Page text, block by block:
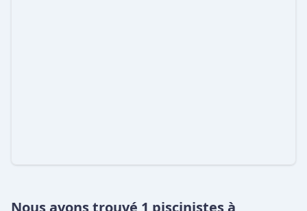
Nous avons trouvé 1 piscinistes à